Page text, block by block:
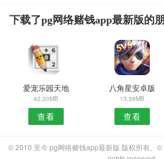
下载了pg网络赌钱app最新版的
爱宠乐园天地
42.20MB
查看
八角星安卓版
13.39MB
查看
© 2010 至今 pg网络赌钱app最新版 版权所有。